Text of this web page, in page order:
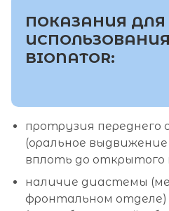
ПОКАЗАНИЯ ДЛЯ
BIONATOR:
протрузия переднего
(оральное
вплоть до открытого
наличие диастемы
фронтальном